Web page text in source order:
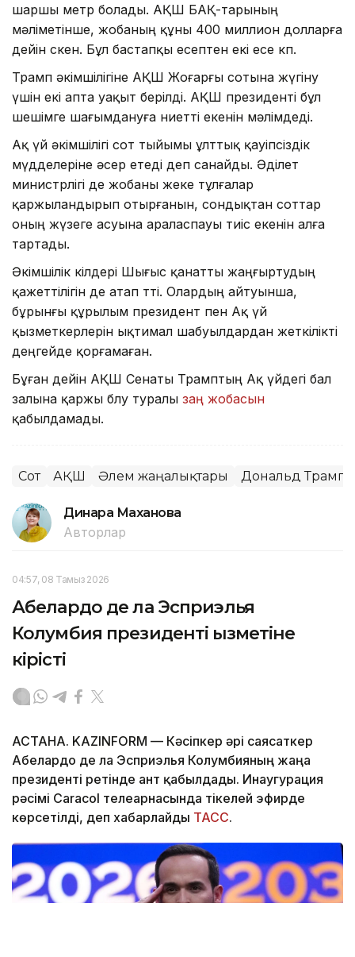
шаршы метр болады. АҚШ БАҚ-тарының
мәліметінше, жобаның құны 400 миллион долларға
дейін өскен. Бұл бастапқы есептен екі есе көп.
Трамп әкімшілігіне АҚШ Жоғарғы сотына жүгіну
үшін екі апта уақыт берілді. АҚШ президенті бұл
шешімге шағымдануға ниетті екенін мәлімдеді.
Ақ үй әкімшілігі сот тыйымы ұлттық қауіпсіздік
мүдделеріне әсер етеді деп санайды. Әділет
министрлігі де жобаны жеке тұлғалар
қаржыландырып отырғанын, сондықтан соттар
оның жүзеге асуына араласпауы тиіс екенін алға
тартады.
Әкімшілік өкілдері Шығыс қанатты жаңғыртудың
қажеттілігін де атап өтті. Олардың айтуынша,
бұрынғы құрылым президент пен Ақ үй
қызметкерлерін ықтимал шабуылдардан жеткілікті
деңгейде қорғамаған.
Бұған дейін АҚШ Сенаты Трамптың Ақ үйдегі бал
залына қаржы бөлу туралы заң жобасын
қабылдамады.
Сот АҚШ Әлем жаңалықтары Дональд Трамп
Динара Маханова
Авторлар
04:57, 08 Тамыз 2026
Абелардо де ла Эсприэлья
Колумбия президенті қызметіне
кірісті
АСТАНА. KAZINFORM — Кәсіпкер әрі саясаткер
Абелардо де ла Эсприэлья Колумбияның жаңа
президенті ретінде ант қабылдады. Инаугурация
рәсімі Caracol телеарнасында тікелей эфирде
көрсетілді, деп хабарлайды ТАСС.